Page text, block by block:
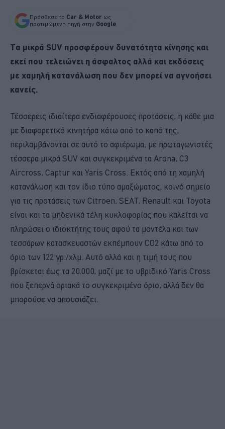
Πρόσθεσε το Car & Motor ως
προτιμώμενη πηγή στην Google
Τα μικρά SUV προσφέρουν δυνατότητα κίνησης και
εκεί που τελειώνει η άσφαλτος αλλά και εκδόσεις
με χαμηλή κατανάλωση που δεν μπορεί να αγνοήσει
κανείς.
Τέσσερεις ιδιαίτερα ενδιαφέρουσες προτάσεις, η κάθε μια
με διαφορετικό κινητήρα κάτω από το καπό της,
περιλαμβάνονται σε αυτό το αφιέρωμα, με πρωταγωνιστές
τέσσερα μικρά SUV και συγκεκριμένα τα Arona, C3
Aircross, Captur και Yaris Cross. Εκτός από τη χαμηλή
κατανάλωση και τον ίδιο τύπο αμαξώματος, κοινό σημείο
για τις προτάσεις των Citroen, SEAT, Renault και Toyota
είναι και τα μηδενικά τέλη κυκλοφορίας που καλείται να
πληρώσει ο ιδιοκτήτης τους αφού τα μοντέλα και των
τεσσάρων κατασκευαστών εκπέμπουν CO2 κάτω από το
όριο των 122 γρ./χλμ. Αυτό αλλά και η τιμή τους που
βρίσκεται έως τα 20.000, μαζί με το υβριδικό Yaris Cross
που ξεπερνά οριακά το συγκεκριμένο όριο, αλλά δεν θα
μπορούσε να απουσιάζει.